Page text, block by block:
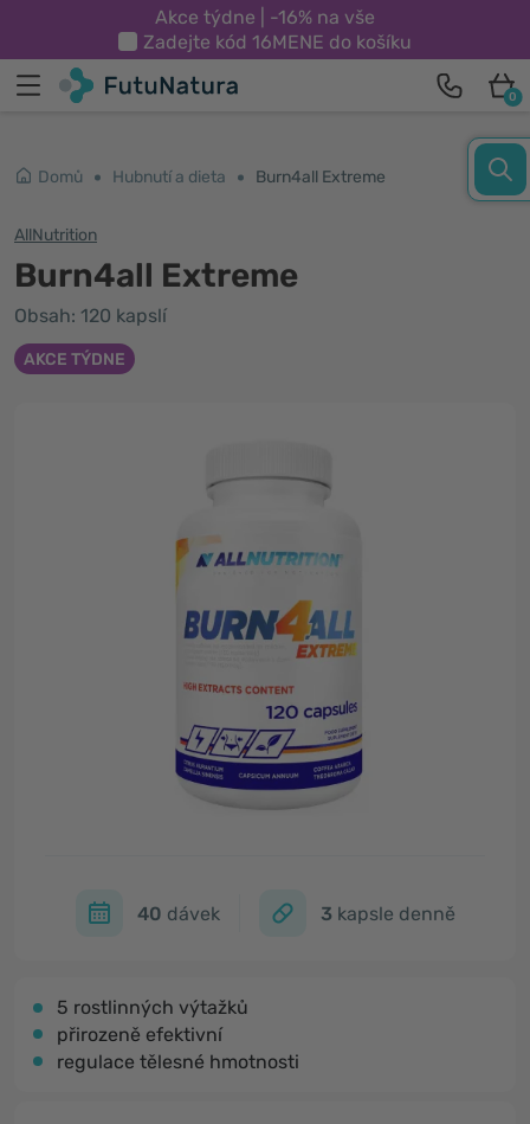
Akce týdne | -16% na vše
Zadejte kód 16MENE do košíku
0
Domů Hubnutí a dieta Burn4all Extreme
AllNutrition
Burn4all Extreme
Obsah: 120 kapslí
AKCE TÝDNE
40 dávek 3kapsle denně
5 rostlinných výtažků
přirozeně efektivní
regulace tělesné hmotnosti